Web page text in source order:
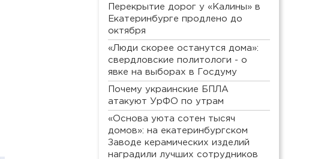
Перекрытие дорог у «Калины» в
Екатеринбурге продлено до
октября
«Люди скорее останутся дома»:
свердловские политологи - о
явке на выборах в Госдуму
Почему украинские БПЛА
атакуют УрФО по утрам
«Основа уюта сотен тысяч
домов»: на екатеринбургском
Заводе керамических изделий
наградили лучших сотрудников